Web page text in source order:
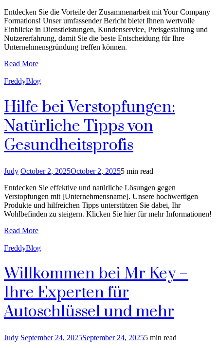
Entdecken Sie die Vorteile der Zusammenarbeit mit Your Company
Formations! Unser umfassender Bericht bietet Ihnen wertvolle
Einblicke in Dienstleistungen, Kundenservice, Preisgestaltung und
Nutzererfahrung, damit Sie die beste Entscheidung für Ihre
Unternehmensgründung treffen können.
Read More
FreddyBlog
Hilfe bei Verstopfungen:
Natürliche Tipps von
Gesundheitsprofis
Judy October 2, 2025October 2, 20255 min read
Entdecken Sie effektive und natürliche Lösungen gegen
Verstopfungen mit [Unternehmensname]. Unsere hochwertigen
Produkte und hilfreichen Tipps unterstützen Sie dabei, Ihr
Wohlbefinden zu steigern. Klicken Sie hier für mehr Informationen!
Read More
FreddyBlog
Willkommen bei Mr Key –
Ihre Experten für
Autoschlüssel und mehr
Judy September 24, 2025September 24, 20255 min read